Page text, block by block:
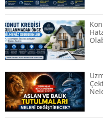
Hangi
ABD-
Yeni